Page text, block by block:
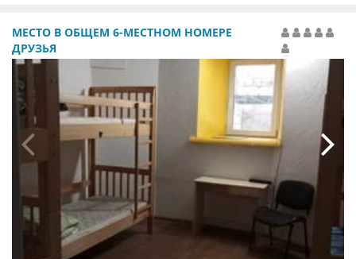
МЕСТО В ОБЩЕМ 6-МЕСТНОМ НОМЕРЕ
ДРУЗЬЯ